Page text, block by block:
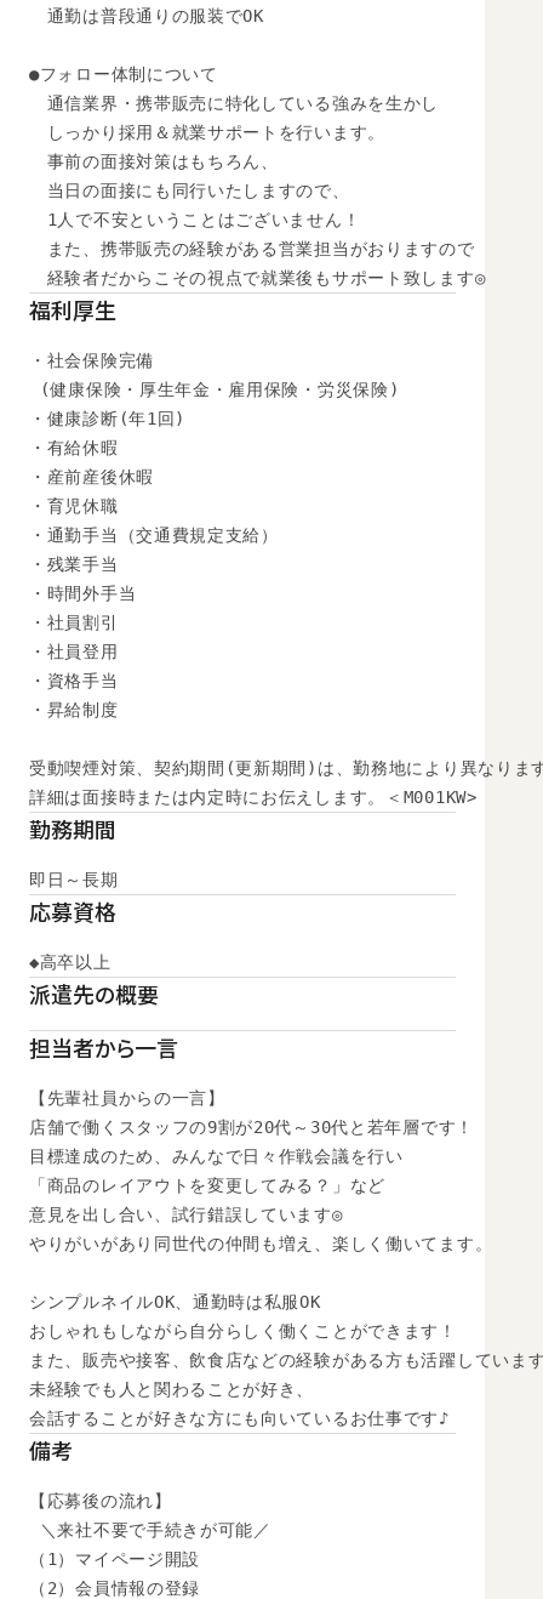
通勤は普段通りの服装でOK
●フォロー体制について
通信業界・携帯販売に特化している強みを生かし
しっかり採用＆就業サポートを行います。
事前の面接対策はもちろん、
当日の面接にも同行いたしますので、
1人で不安ということはございません！
また、携帯販売の経験がある営業担当がおりますので
経験者だからこその視点で就業後もサポート致します◎
福利厚生
・社会保険完備
(健康保険・厚生年金・雇用保険・労災保険)
・健康診断(年1回)
・有給休暇
・産前産後休暇
・育児休職
・通勤手当（交通費規定支給）
・残業手当
・時間外手当
・社員割引
・社員登用
・資格手当
・昇給制度
受動喫煙対策、契約期間(更新期間)は、勤務地により異なりま
詳細は面接時または内定時にお伝えします。＜M001KW>
勤務期間
即日～長期
応募資格
◆高卒以上
派遣先の概要
担当者から一言
【先輩社員からの一言】
店舗で働くスタッフの9割が20代～30代と若年層です！
目標達成のため、みんなで日々作戦会議を行い
「商品のレイアウトを変更してみる？」など
意見を出し合い、試行錯誤しています◎
やりがいがあり同世代の仲間も増え、楽しく働いてます。
シンプルネイルOK、通勤時は私服OK
おしゃれもしながら自分らしく働くことができます！
また、販売や接客、飲食店などの経験がある方も活躍していま
未経験でも人と関わることが好き、
会話することが好きな方にも向いているお仕事です♪
備考
【応募後の流れ】
＼来社不要で手続きが可能／
（1）マイページ開設
（2）会員情報の登録